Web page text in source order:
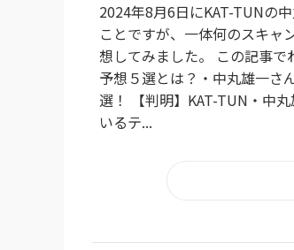
2024年8月6日にKAT-TUNの
ことですが、一体何のスキャ
想してみました。 この記事
予想５選とは？・中丸雄一さ
選！ 【判明】KAT-TUN・中
いるテ...